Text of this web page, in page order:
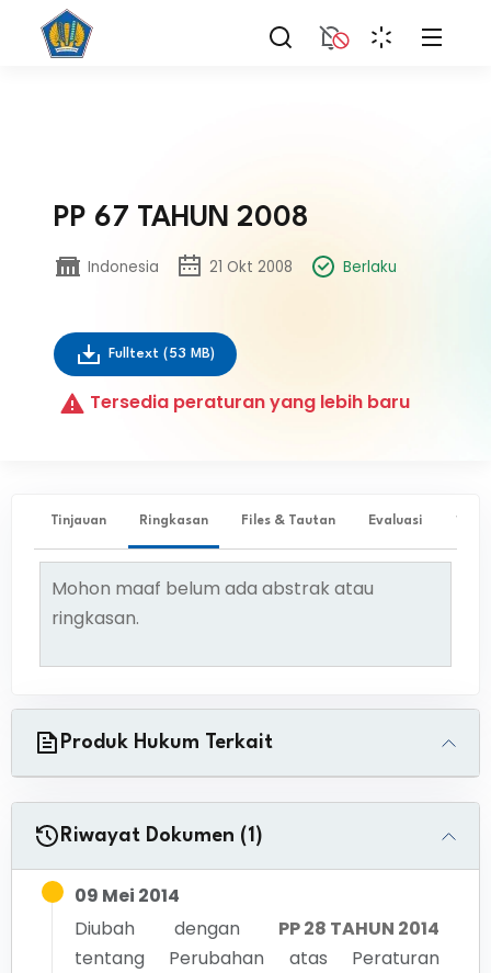
PP 67 TAHUN 2008
Indonesia 21 Okt 2008 Berlaku
Fulltext (53 MB)
Tersedia peraturan yang lebih baru
Tinjauan Ringkasan Files & Tautan Evaluasi ✨
Mohon maaf belum ada abstrak atau
ringkasan.
Produk Hukum Terkait
Riwayat Dokumen (1)
09 Mei 2014
Diubah dengan
PP 28 TAHUN 2014
tentang Perubahan atas Peraturan